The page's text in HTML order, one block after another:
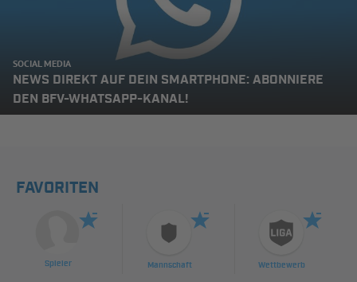
SOCIAL MEDIA
NEWS DIREKT AUF DEIN SMARTPHONE: ABONNIERE
DEN BFV-WHATSAPP-KANAL!
FAVORITEN
Spieler Mannschaft Wettbewerb